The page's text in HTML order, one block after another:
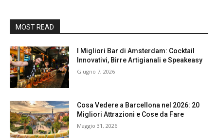
MOST READ
I Migliori Bar di Amsterdam: Cocktail
Innovativi, Birre Artigianali e Speakeasy
Giugno 7, 2026
Cosa Vedere a Barcellona nel 2026: 20
Migliori Attrazioni e Cose da Fare
Maggio 31, 2026